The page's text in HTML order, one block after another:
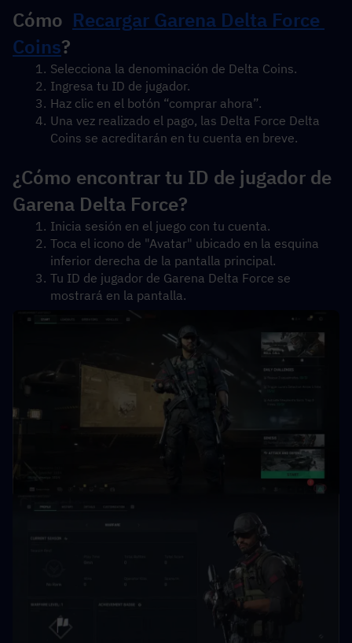
Cómo Recargar Garena Delta Force
Coins?
Selecciona la denominación de Delta Coins.
Ingresa tu ID de jugador.
Haz clic en el botón “comprar ahora”.
Una vez realizado el pago, las Delta Force Delta
Coins se acreditarán en tu cuenta en breve.
¿Cómo encontrar tu ID de jugador de
Garena Delta Force?
Inicia sesión en el juego con tu cuenta.
Toca el icono de "Avatar" ubicado en la esquina
inferior derecha de la pantalla principal.
Tu ID de jugador de Garena Delta Force se
mostrará en la pantalla.